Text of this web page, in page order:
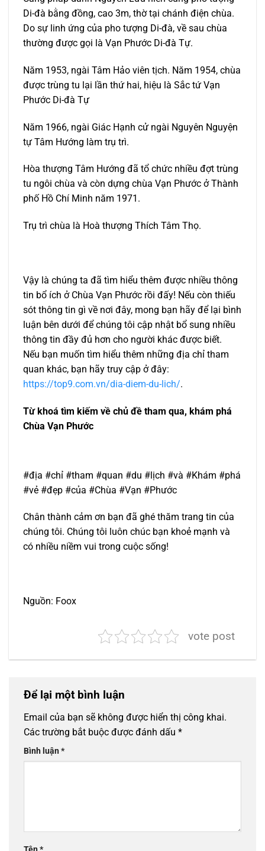
Di-đà bằng đồng, cao 3m, thờ tại chánh điện chùa.
Do sự linh ứng của pho tượng Di-đà, về sau chùa
thường được gọi là Vạn Phước Di-đà Tự.
Năm 1953, ngài Tâm Hảo viên tịch. Năm 1954, chùa
được trùng tu lại lần thứ hai, hiệu là Sắc tứ Vạn
Phước Di-đà Tự
Năm 1966, ngài Giác Hạnh cử ngài Nguyên Nguyện
tự Tâm Hướng làm trụ trì.
Hòa thượng Tâm Hướng đã tổ chức nhiều đợt trùng
tu ngôi chùa và còn dựng chùa Vạn Phước ở Thành
phố Hồ Chí Minh năm 1971.
Trụ trì chùa là Hoà thượng Thích Tâm Thọ.
Vậy là chúng ta đã tìm hiểu thêm được nhiều thông
tin bổ ích ở Chùa Vạn Phước rồi đấy! Nếu còn thiếu
sót thông tin gì về nơi đây, mong bạn hãy để lại bình
luận bên dưới để chúng tôi cập nhật bổ sung nhiều
thông tin đầy đủ hơn cho người khác được biết.
Nếu bạn muốn tìm hiểu thêm những địa chỉ tham
quan khác, bạn hãy truy cập ở đây:
https://top9.com.vn/dia-diem-du-lich/.
Từ khoá tìm kiếm về chủ đề tham qua, khám phá
Chùa Vạn Phước
#địa #chỉ #tham #quan #du #lịch #và #Khám #phá
#vẻ #đẹp #của #Chùa #Vạn #Phước
Chân thành cảm ơn bạn đã ghé thăm trang tin của
chúng tôi. Chúng tôi luôn chúc bạn khoẻ mạnh và
có nhiều niềm vui trong cuộc sống!
Nguồn: Foox
vote post
Để lại một bình luận
Email của bạn sẽ không được hiển thị công khai.
Các trường bắt buộc được đánh dấu *
Bình luận*